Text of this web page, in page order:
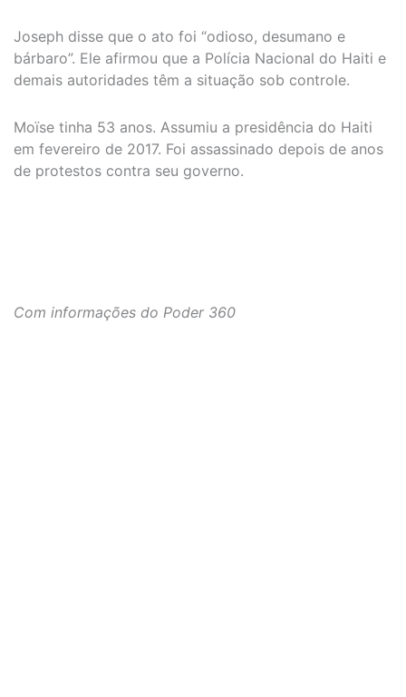
Joseph disse que o ato foi “odioso, desumano e
bárbaro”. Ele afirmou que a Polícia Nacional do Haiti e
demais autoridades têm a situação sob controle.
Moïse tinha 53 anos. Assumiu a presidência do Haiti
em fevereiro de 2017. Foi assassinado depois de anos
de protestos contra seu governo.
Com informações do Poder 360